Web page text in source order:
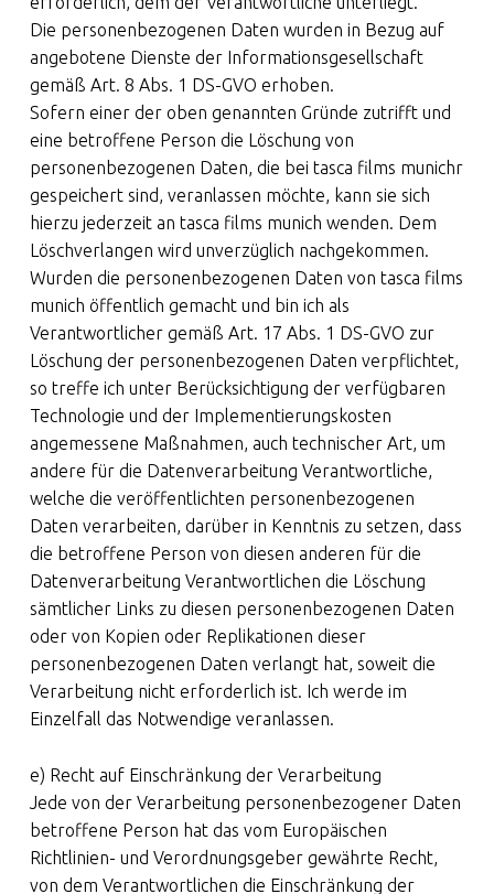
Die personenbezogenen Daten wurden in Bezug auf
angebotene Dienste der Informationsgesellschaft
gemäß Art. 8 Abs. 1 DS-GVO erhoben.
Sofern einer der oben genannten Gründe zutrifft und
eine betroffene Person die Löschung von
personenbezogenen Daten, die bei tasca films munichr
gespeichert sind, veranlassen möchte, kann sie sich
hierzu jederzeit an tasca films munich wenden. Dem
Löschverlangen wird unverzüglich nachgekommen.
Wurden die personenbezogenen Daten von tasca films
munich öffentlich gemacht und bin ich als
Verantwortlicher gemäß Art. 17 Abs. 1 DS-GVO zur
Löschung der personenbezogenen Daten verpflichtet,
so treffe ich unter Berücksichtigung der verfügbaren
Technologie und der Implementierungskosten
angemessene Maßnahmen, auch technischer Art, um
andere für die Datenverarbeitung Verantwortliche,
welche die veröffentlichten personenbezogenen
Daten verarbeiten, darüber in Kenntnis zu setzen, dass
die betroffene Person von diesen anderen für die
Datenverarbeitung Verantwortlichen die Löschung
sämtlicher Links zu diesen personenbezogenen Daten
oder von Kopien oder Replikationen dieser
personenbezogenen Daten verlangt hat, soweit die
Verarbeitung nicht erforderlich ist. Ich werde im
Einzelfall das Notwendige veranlassen.
e) Recht auf Einschränkung der Verarbeitung
Jede von der Verarbeitung personenbezogener Daten
betroffene Person hat das vom Europäischen
Richtlinien- und Verordnungsgeber gewährte Recht,
von dem Verantwortlichen die Einschränkung der